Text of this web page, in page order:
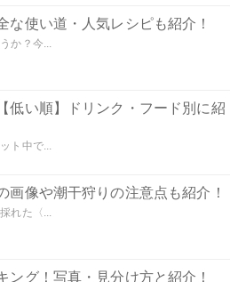
使い道・人気レシピも紹介！
か？今...
低い順】ドリンク・フード別に紹
ト中で...
画像や潮干狩りの注意点も紹介！
れた〈...
グ！写真・見分け方と紹介！